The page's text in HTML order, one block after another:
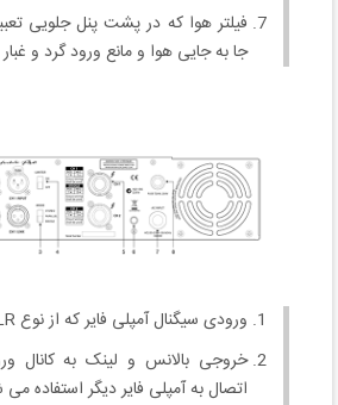
فیلتر هوا که در پشت پنل جلویی
جا به جایی هوا و مانع ورود گرد و
ورودی سیگنال آمپلی فایر که از نوع XLR می باشد.
خروجی بالانس و لینک به کانال
اتصال به آمپلی فایر دیگر استفاده